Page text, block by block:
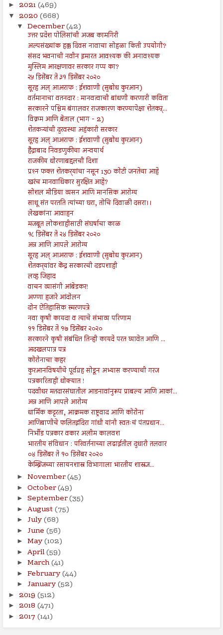
► 2021(469)
▼ 2020 (668)
▼ December(42)
उत्तर प्रदेश पोलिसांची अजब कामगिरी
अल्पसंख्यांक हक्क दिवस नावाचा सोहळा किती उपयोगी?
संसद भवनाची नवीन इमारत आवश्यक की अनावश्यक
मुस्लिम आरक्षणावर सरकार गप्प का?
२५ डिसेंबर ते ३१ डिसेंबर २०२०
सूरह अल् आअराफ : ईशवाणी (सुबोध कुरआन)
वर्तमानाचा वतनदार : मानवत्वाची बांधणी करणारी कविता
सरकारने पश्चिम बंगालवर राजकारण करण्यापेक्षा शेतकऱ्...
विक्रम आणि बेताल (भाग - 2)
शेतकऱ्यांची दुरवस्था अहंकारी सरकार
सूरह अल् आअराफ : ईशवाणी (सुबोध कुरआन)
हैद्राबाद निवडणुकीचा अन्वयार्थ
राजकीय धोरणाबद्दलची दिशा
प्रश्‍न फक्त शेतकर्‍यांचा नसून 130 कोटी जनतेचा आहे
खरंच मानवाधिकार सुरक्षित आहे?
सोशल मीडिया व्यसन आणि मानसिक आरोग्य
साधू संत परतति त्यांच्या घरा, तोचि दिवाळी दसरा।।
लेखकांना आवाहन
मजबूत लोकशाहीसाठी संघर्षाचा काळ
१८ डिसेंबर ते २४ डिसेंबर २०२०
अन्न आणि आपले आरोग्य
सूरह अल् आअराफ : ईशवाणी (सुबोध कुरआन)
शेतकर्‍यांवर केंद्र सरकारची दडपशाही
लव्ह जिहाद
वाचन व्यासंगी आंबेडकर!
अण्णा हजारे आंदोलन
दोन ऐतिहासिक स्मरणपत्रे
नवा कृषी कायदा व त्याचे संभाव्य परिणाम
११ डिसेंबर ते १७ डिसेंबर २०२०
सरकारने कृषी संबंधित तिन्ही कायदे परत घ्यावेत आणि ...
अदखलपात्र पत्र
कोरोनाचा कहर
कुरआनविषयीचे पूर्वग्रह सोडून अभ्यास करण्याची गरज
पत्रकारिताही धोक्यात !
पदवीधर मतदारसंघातील आडनावांनुरूप प्राबल्य आणि आकां...
अन्न आणि आपले आरोग्य
धार्मिक कट्टरता, आक्रमक राष्ट्रवाद आणि कोरोना
आणिबाणीचे फलितइंदिरा गांधी यांनी स्वतःचं पंतप्रधान...
निर्भीड पत्रकार वकार अलीम कालवश
भारतीय संविधान : परिवर्तनाच्या लढाईतील दुधारी तलवार
०४ डिसेंबर ते १० डिसेंबर २०२०
केम्ब्रिजच्या रसायनशास्र विभागाला भारतीय शास्रज्ञ...
► November(45)
► October(49)
► September(35)
► August(75)
► July(68)
► June (56)
► May(102)
► April(59)
► March(41)
► February(44)
► January(52)
► 2019 (512)
► 2018 (471)
► 2017 (141)